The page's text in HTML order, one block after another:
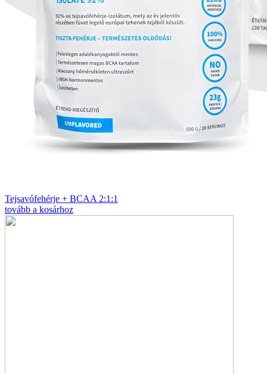
Tejsavófehérje + BCAA 2:1:1
tovább a kosárhoz